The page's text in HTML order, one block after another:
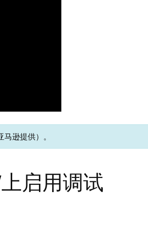
逊提供）。
启用调试